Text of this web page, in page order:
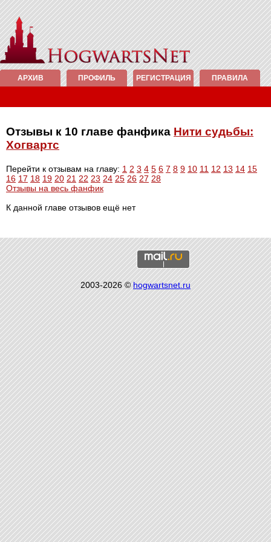
АРХИВ ПРОФИЛЬ РЕГИСТРАЦИЯ ПРАВИЛА
Отзывы к 10 главе фанфика Нити судьбы:
Хогвартс
Перейти к отзывам на главу: 1 2 3 4 5 6 7 8 9 10 11 12 13 14 15
16 17 18 19 20 21 22 23 24 25 26 27 28
Отзывы на весь фанфик
К данной главе отзывов ещё нет
2003-2026 ©hogwartsnet.ru